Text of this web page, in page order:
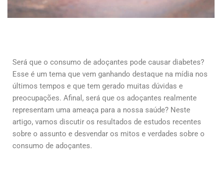
Será que o consumo de adoçantes pode causar diabetes?
Esse é um tema que vem ganhando destaque na mídia nos
últimos tempos e que tem gerado muitas dúvidas e
preocupações. Afinal, será que os adoçantes realmente
representam uma ameaça para a nossa saúde? Neste
artigo, vamos discutir os resultados de estudos recentes
sobre o assunto e desvendar os mitos e verdades sobre o
consumo de adoçantes.